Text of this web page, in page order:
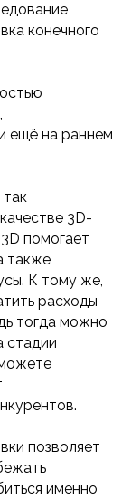
конечного
ещё на раннем
3D-
помогает
также
К тому же,
расходы
тогда можно
стадии
позволяет
именно